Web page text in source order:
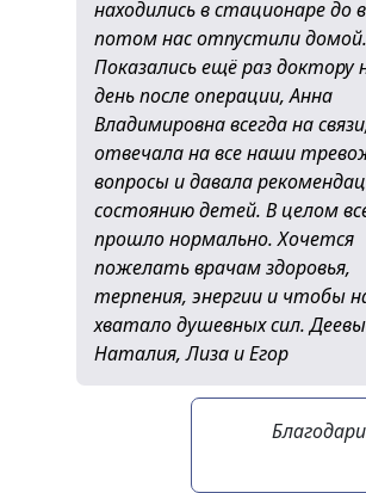
находились в стационаре до
потом нас отпустили домой.
Показались ещё раз доктору
день после операции, Анна
Владимировна всегда на
отвечала на все наши
вопросы и давала
состоянию детей. В целом
прошло нормально. Хочется
пожелать врачам здоровья,
терпения, энергии и чтобы
хватало душевных сил. Деевы
Наталия, Лиза и Егор